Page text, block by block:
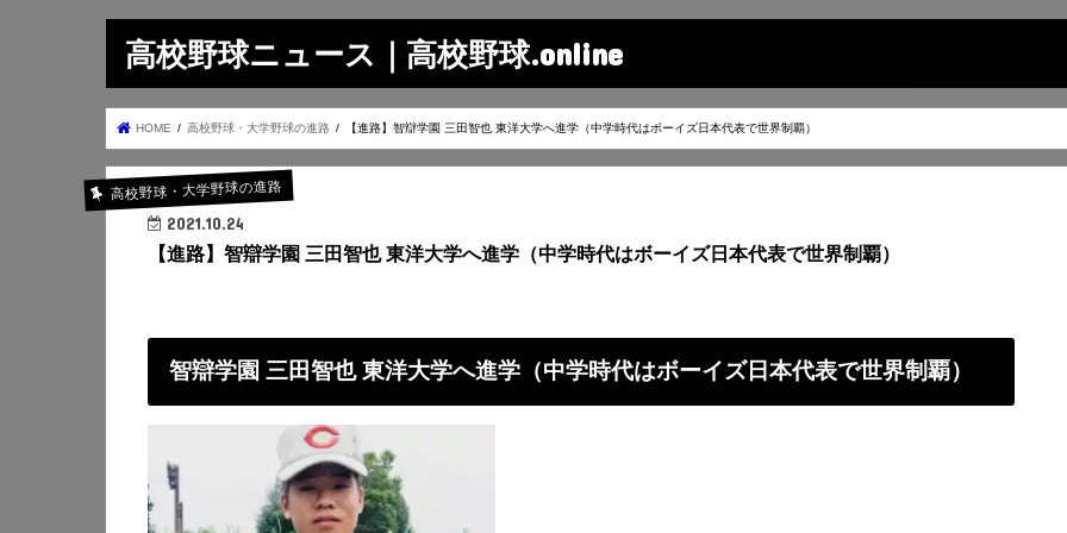
高校野球ニュース｜高校野球.online
HOME 高校野球・大学野球の進路 【進路】智辯学園 三田智也 東洋大学へ進学（中学時代はボーイズ日本代表で世界制覇）
高校野球・大学野球の進路
2021.10.24
【進路】智辯学園 三田智也 東洋大学へ進学（中学時代はボーイズ日本代表で世界制覇）
智辯学園 三田智也 東洋大学へ進学（中学時代はボーイズ日本代表で世界制覇）